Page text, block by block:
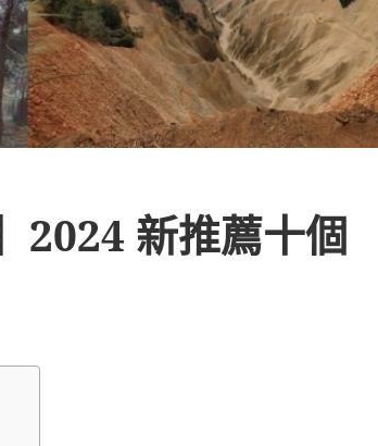
2024 新推薦十個